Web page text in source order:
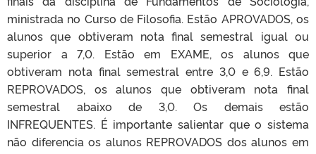
ministrada no Curso de Filosofia. Estão APROVADOS, os
alunos que obtiveram nota final semestral igual ou
superior a 7,0. Estão em EXAME, os alunos que
obtiveram nota final semestral entre 3,0 e 6,9. Estão
REPROVADOS, os alunos que obtiveram nota final
semestral abaixo de 3,0. Os demais estão
INFREQUENTES. É importante salientar que o sistema
não diferencia os alunos REPROVADOS dos alunos em